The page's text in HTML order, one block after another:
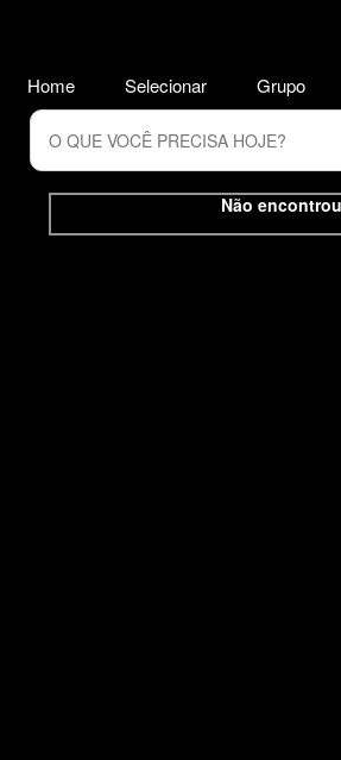
Não
Home Selecionar Grupo